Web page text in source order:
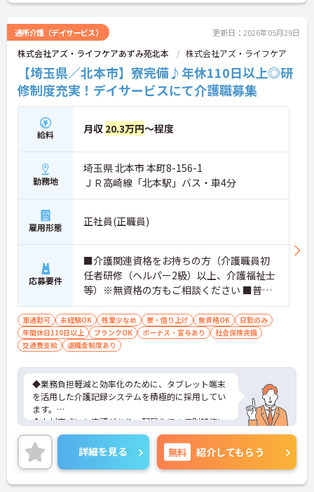
得推進や、学習・健康・食事などに使える独自の福
手厚い福利厚生制度を用意しています。
通所介護（デイサービス） 更新日：2026年05月29日
株式会社アズ・ライフケアあずみ苑北本 株式会社アズ・ライフケア
【埼玉県／北本市】寮完備♪年休110日以上◎研
修制度充実！デイサービスにて介護職募集
給料 月収 20.3万円～程度
勤務地
埼玉県 北本市 本町8-156-1
ＪＲ高崎線「北本駅」バス・車4分
雇用形態 正社員(正職員)
応募要件
■介護関連資格をお持ちの方（介護職員初
任者研修（ヘルパー2級）以上、介護福祉士
等）※無資格の方もご相談ください ■普通
自動車第一種運転免許歓迎 ※夜勤対応必須
（配属サービスに関わらず、介護職正社員
は夜勤シフトに入る可能性があります）
車通勤可 未経験OK 残業少なめ 寮・借り上げ 無資格OK
日勤のみ
年間休日110日以上
ブランクOK ボーナス・賞与あり
社会保険完備
交通費支給
退職金制度あり
◆業務負担軽減と効率化のために、タブレット端末
を活用した介護記録システムを積極的に採用してい
ます。
◆人材育成にも定評があり、配属先での個別研修に
加え、本部主導の集合研修やeラーニングシステムな
ど、未経験からでも着実にスキルアップできる教育
体制が整っています
◆育児・介護支援制度も充実しており、育児休暇取
得推進や、学習・健康・食事などに使える独自の福
詳細を見る 無料 紹介してもらう